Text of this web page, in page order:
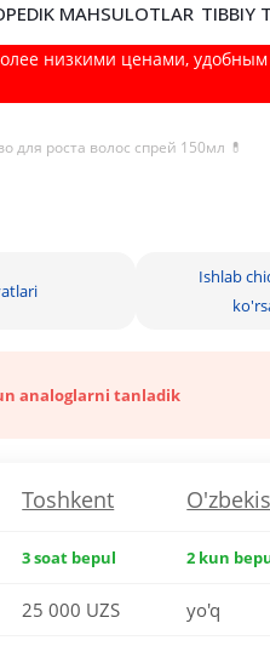
MAHSULOTLAR TIBBIY
низкими ценами,
для роста волос спрей 150мл 💊
Ishlab
analoglarni tanladik
Toshkent
3 soat bepul 2 kun
25 000 UZS yo'q